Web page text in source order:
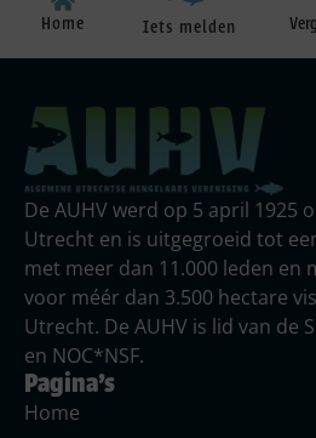
Home Iets melden
De AUHV werd op 5 april 1925
Utrecht en is uitgegroeid tot
met meer dan 11.000 leden en
voor méér dan 3.500 hectare
Utrecht. De AUHV is lid van de
en NOC*NSF.
Pagina's
Home